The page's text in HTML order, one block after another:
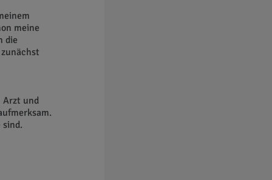
meine
die
Arzt und